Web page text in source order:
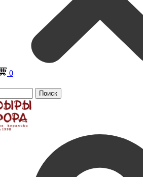
0
Поиск